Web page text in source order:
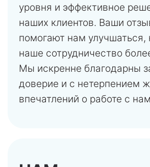
уровня и эффективное
наших клиентов. Ваши
помогают нам улучшаться,
наше сотрудничество
Мы искренне благодарны
доверие и с нетерпением
впечатлений о работе с